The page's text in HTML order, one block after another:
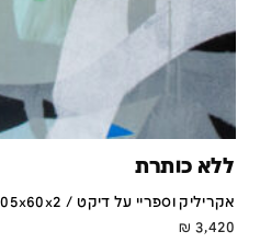
ללא כותרת
אקריליק וספריי על דיקט / 105x60x2 ס''מ
3,420
₪